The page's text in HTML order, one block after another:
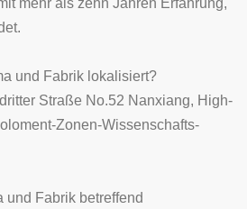
mehr als zehn Jahren Erfahrung,
und Fabrik lokalisiert?
Straße No.52 Nanxiang, High-
Zonen-Wissenschafts-
und Fabrik betreffend